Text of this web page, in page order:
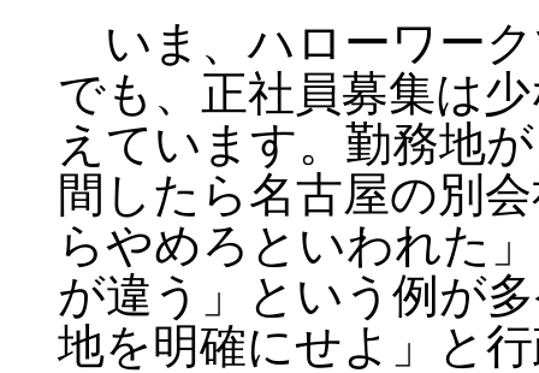
いま、ハローワー
でも、正社員募集は
えています。勤務地
間したら名古屋の別
らやめろといわれた
が違う」という例が
地を明確にせよ」と